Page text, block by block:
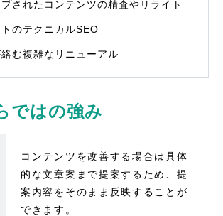
されたコンテンツの精査やリライト
のテクニカルSEO
む複雑なリニューアル
ではの強み
コンテンツを改善する場合は具体
的な文章案まで提案するため、提
案内容をそのまま反映することが
できます。